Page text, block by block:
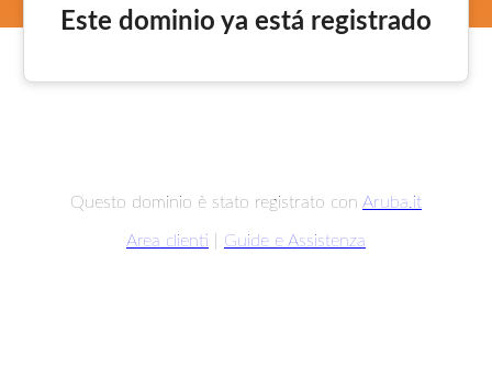
Este dominio ya está registrado
Questo dominio è stato registrato con Aruba.it
Area clienti Guide e Assistenza